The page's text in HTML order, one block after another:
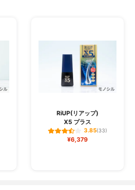
RiUP(リアップ)
X5 プラス
3.85(33)
¥6,379